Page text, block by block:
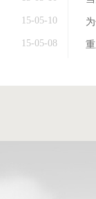
15-05-10
15-05-08